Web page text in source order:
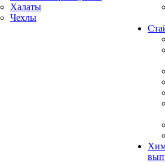
Халаты
Чехлы